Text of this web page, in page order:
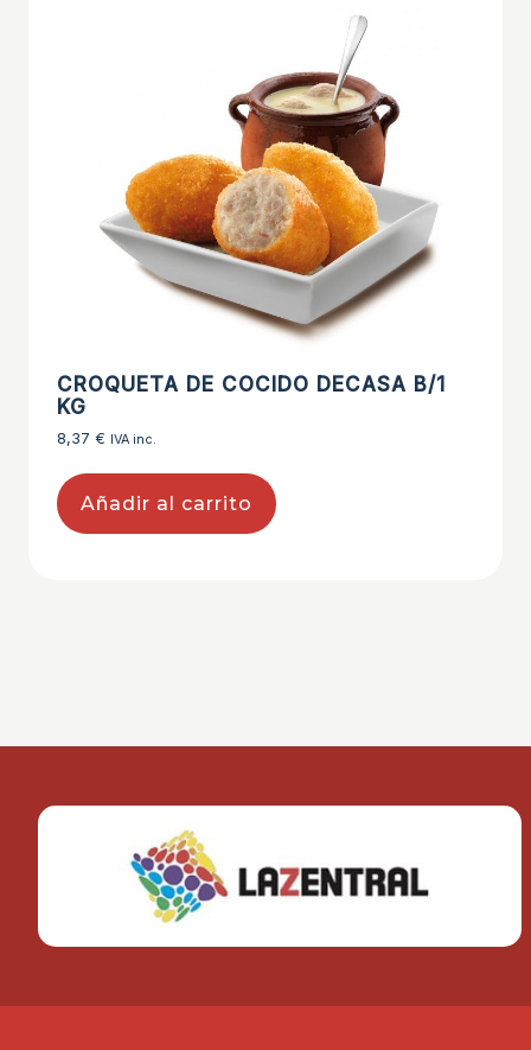
CROQUETA DE COCIDO DECASA B/1
KG
8,37 € IVA inc.
Añadir al carrito